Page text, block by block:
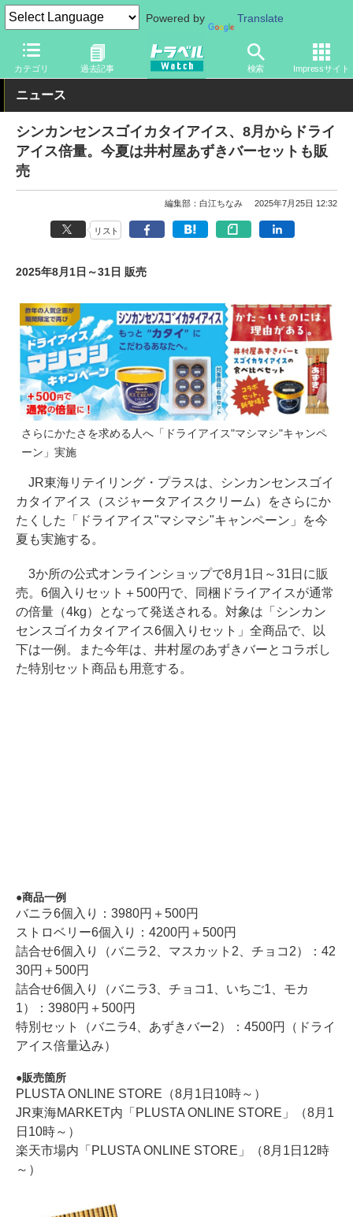
Powered by Translate
カテゴリ 過去記事 検索 Impressサイト
トラベル Watch 旅の情報 目的 グルメ
ニュース
シンカンセンスゴイカタイアイス、8月からドライ
アイス倍量。今夏は井村屋あずきバーセットも販
売
編集部：白江ちなみ 2025年7月25日 12:32
リスト
2025年8月1日～31日 販売
さらにかたさを求める人へ「ドライアイス"マシマシ"キャンペ
ーン」実施
JR東海リテイリング・プラスは、シンカンセンスゴイ
カタイアイス（スジャータアイスクリーム）をさらにか
たくした「ドライアイス"マシマシ"キャンペーン」を今
夏も実施する。
3か所の公式オンラインショップで8月1日～31日に販
売。6個入りセット＋500円で、同梱ドライアイスが通常
の倍量（4kg）となって発送される。対象は「シンカン
センスゴイカタイアイス6個入りセット」全商品で、以
下は一例。また今年は、井村屋のあずきバーとコラボし
た特別セット商品も用意する。
商品一例
バニラ6個入り：3980円＋500円
ストロベリー6個入り：4200円＋500円
詰合せ6個入り（バニラ2、マスカット2、チョコ2）：42
30円＋500円
詰合せ6個入り（バニラ3、チョコ1、いちご1、モカ
1）：3980円＋500円
特別セット（バニラ4、あずきバー2）：4500円（ドライ
アイス倍量込み）
販売箇所
PLUSTA ONLINE STORE（8月1日10時～）
JR東海MARKET内「PLUSTA ONLINE STORE」（8月1
日10時～）
楽天市場内「PLUSTA ONLINE STORE」（8月1日12時
～）